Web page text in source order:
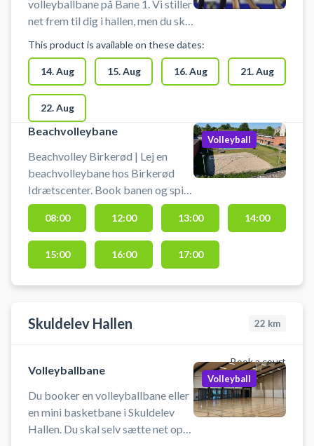
volleyballbane på Bane 1. Vi stiller
net frem til dig i hallen, men du skal
yderligere udstyr, så husk at
medbringe bolde. Der er mulighed
for omklædning og bad.
This product is available on these dates:
14. Aug 15. Aug 16. Aug 21. Aug
22. Aug
Beachvolleybane
Beachvolley Birkerød | Lej en
beachvolleybane hos Birkerød
Idrætscenter. Book banen og spil
beachvolley udendørs i Birkerød i
Nordsjælland. Der er gode
parkeringsmuligheder. Medbring
selv bolde.
Volleyball
08:00 12:00 13:00 14:00
15:00 16:00 17:00
Skuldelev Hallen 22 km
Book a court
Volleyballbane
Du booker en volleyballbane eller
en mini basketbane i Skuldelev
Hallen. Du skal selv sætte net op
Volleyball